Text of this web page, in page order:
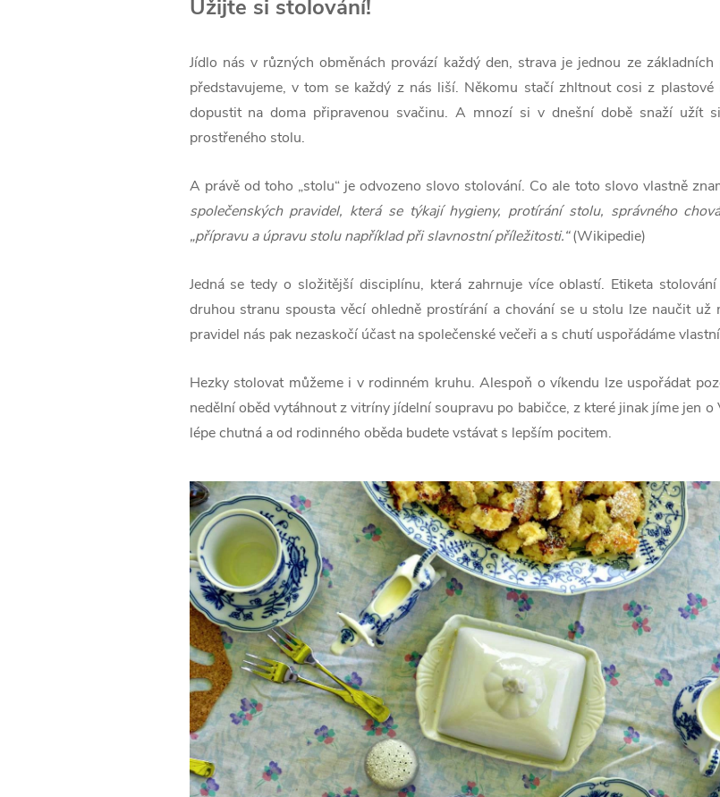
Užijte si stolování!
Jídlo nás v různých obměnách provází každý den, strava je jednou ze
představujeme, v tom se každý z nás liší. Někomu stačí zhltnout cosi z
dopustit na doma připravenou svačinu. A mnozí si v dnešní době snaží užít
prostřeného stolu.
A právě od toho „stolu“ je odvozeno slovo stolování. Co ale toto slovo vlastně
společenských pravidel, která se týkají hygieny, protíránístolu, správného
„přípravu a úpravu stolu například při slavnostnípříležitosti.“(Wikipedie)
Jedná se tedy o složitější disciplínu, která zahrnuje více oblastí. Etiketa
druhou stranu spousta věcí ohledně prostírání a chování se u stolu lze naučit
pravidel nás pak nezaskočí účast na společenské večeři a s chutí uspořádáme
Hezky stolovat můžeme i v rodinném kruhu. Alespoň o víkendu lze uspořádat
nedělní oběd vytáhnout z vitríny jídelní soupravu po babičce, z které jinak jíme jen
lépe chutná a od rodinného oběda budete vstávat s lepším pocitem.